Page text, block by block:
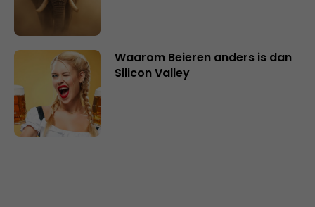
Waarom Beieren anders is dan
Silicon Valley